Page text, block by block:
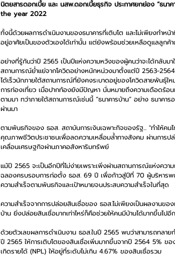
นิตยสารดอกเบี้ย และ นสพ.ดอกเบี้ยธุรกิจ ประกาศยกย่อง “ธนา
the year 2022
ทั้งนี้ด้วยผลการดำเนินงานของธนาคารที่เติบโต และไม่เพียงทำห
อยู่อาศัยเป็นของตัวเองได้เท่านั้น แต่ยังพร้อมช่วยเหลือดูแลลูกค้
อย่างที่รู้กันว่าปี 2565 เป็นปีแห่งความหวังของผู้คนว่าจะได้กลับ
สถานการณ์ย่ำแย่จากโควิดอย่างหนักหน่วงมาตั้งแต่ปี 2563-
ได้เร็วนักภายใต้สถานการณ์ที่ยังคงระบาดอยู่ของโควิดสายพันธุ์ใ
การท่องเที่ยว เมื่อปากท้องยังมีปัญหา นั่นหมายถึงความเดือดร้
ตามมา ทว่าภายใต้สถานการณ์เช่นนี้ “ธนาคารบ้าน” อย่าง ธนาค
ผ่านมา
ตามพันธกิจของ ธอส. สถาบันการเงินเฉพาะกิจของรัฐ... "ทำให้ค
คุณภาพชีวิตประชาชนเพื่อลดความเหลื่อมล้ำทางสังคม ผ่านการป
เคลื่อนเศรษฐกิจผ่านภาคอสังหาริมทรัพย์
แม้ปี 2565 จะเป็นอีกปีที่ไม่ง่ายเพราะเพิ่งผ่านสถานการณ์แห่งคว
ฉลองครบรอบการก่อตั้ง ธอส. 69 ปี เพื่อก้าวสู่ปีที่ 70 ผู้บริหารพ
ความสำเร็จตามพันธกิจและเป้าหมายจนประสบความสำเร็จในที่สุด
ความสำเร็จจากการปล่อยสินเชื่อของ ธอส.ไม่เพียงเป็นผลงานข
บ้าน ยิ่งปล่อยสินเชื่อมากเท่าไหร่ก็คือช่วยให้คนมีบ้านได้มากขึ้นไปอีก
ด้วยตัวเลขผลการดำเนินงาน ธอส.ในปี 2565 พบว่าสามารถทลาย
ปี 2565 ให้การเติบโตของสินเชื่อเพิ่มมากขึ้นจากปี 2564 5% ข
เกิดรายได้ (NPL) ให้อยู่ที่ระดับไม่เกิน 4.67% ของสินเชื่อรวม